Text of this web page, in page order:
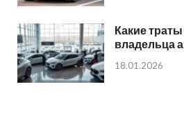
Какие
владельца
18.01.2026